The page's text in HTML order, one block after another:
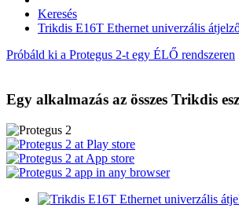
Keresés
Trikdis E16T Ethernet univerzális
Próbáld ki a Protegus 2-t egy ÉLŐ rendszeren
Egy alkalmazás az összes Trikdis